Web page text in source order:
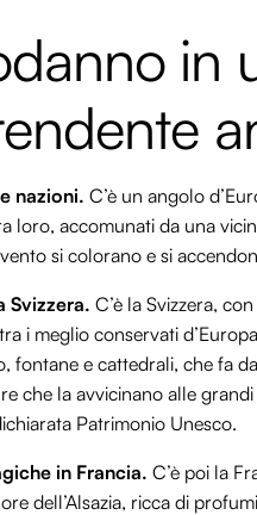
in
nazioni. C’è un angolo
loro, accomunati da una
si colorano e si
Svizzera. C’è la Svizzera,
i meglio conservati
fontane e cattedrali, che fa
che la avvicinano alle
Patrimonio Unesco.
in Francia. C’è poi la
dell’Alsazia, ricca di